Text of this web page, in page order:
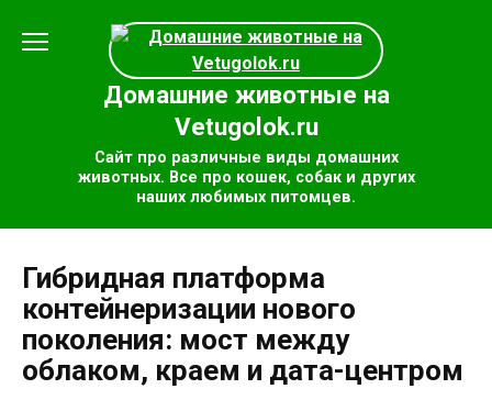
содержанию
Домашние животные на
Vetugolok.ru
Сайт про различные виды домашних
животных. Все про кошек, собак и других
наших любимых питомцев.
Гибридная платформа
контейнеризации нового
поколения: мост между
облаком, краем и дата-центром